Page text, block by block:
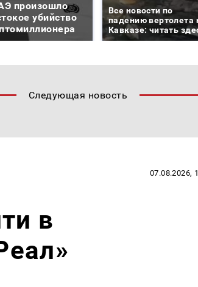
произошло
убийство
Все новости по
падению вертолета
Кавказе: читать
Следующая новость
07.08.2026,
в